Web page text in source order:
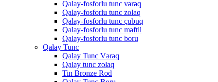
Qalay-fosforlu tunc vərəq
Qalay-fosforlu tunc zolaq
Qalay-fosforlu tunc çubuq
Qalay-fosforlu tunc məftil
Qalay-fosforlu tunc boru
Qalay Tunc
Qalay Tunc Vərəq
Qalay tunc zolaq
Tin Bronze Rod